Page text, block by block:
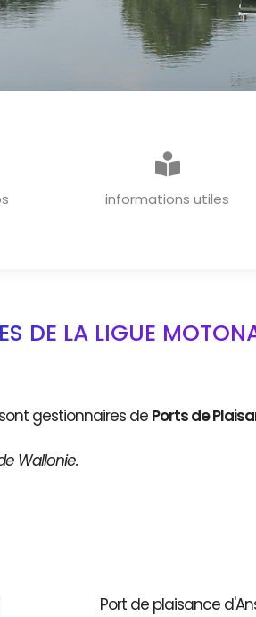
INFORMATIONS GENERALES
informations utiles
DE LA LIGUE
gestionnaires de Ports de
Wallonie.
Port de plaisance